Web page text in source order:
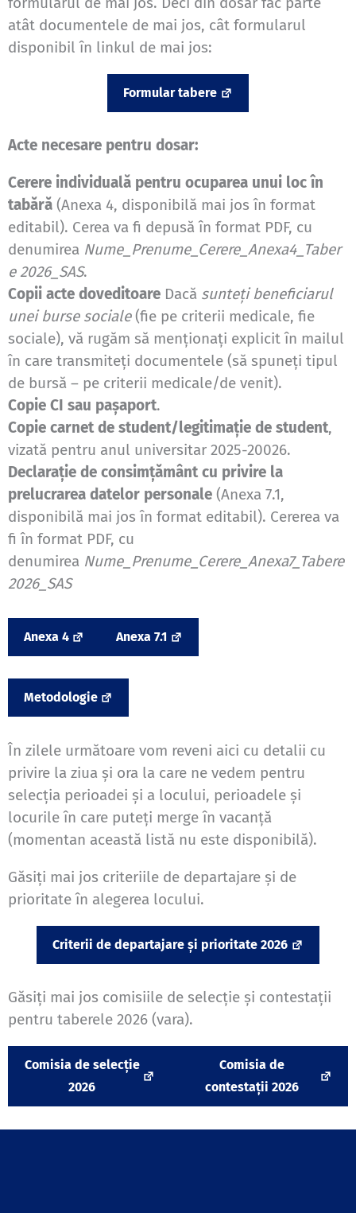
atât documentele de mai jos, cât formularul
disponibil în linkul de mai jos:
Formular tabere
Acte necesare pentru dosar:
Cerere individuală pentru ocuparea unui loc în
tabără (Anexa 4, disponibilă mai jos în format
editabil). Cerea va fi depusă în format PDF, cu
denumirea Nume_Prenume_Cerere_Anexa4_Taber
e 2026_SAS.
Copii acte doveditoare Dacă sunteți beneficiarul
unei burse sociale(fie pe criterii medicale, fie
sociale), vă rugăm să menționați explicit în mailul
în care transmiteți documentele (să spuneți tipul
de bursă – pe criterii medicale/de venit).
Copie CI sau pașaport.
Copie carnet de student/legitimație de student,
vizată pentru anul universitar 2025-20026.
Declarație de consimțământ cu privire la
prelucrarea datelor personale(Anexa 7.1,
disponibilă mai jos în format editabil). Cererea va
fi în format PDF, cu
denumirea Nume_Prenume_Cerere_Anexa7_Tabere
2026_SAS
Anexa 4 Anexa 7.1
Metodologie
În zilele următoare vom reveni aici cu detalii cu
privire la ziua și ora la care ne vedem pentru
selecția perioadei și a locului, perioadele și
locurile în care puteți merge în vacanță
(momentan această listă nu este disponibilă).
Găsiți mai jos criteriile de departajare și de
prioritate în alegerea locului.
Criterii de departajare și prioritate 2026
Găsiți mai jos comisiile de selecție și contestații
pentru taberele 2026 (vara).
Comisia de selecție
2026
Comisia de
contestații 2026